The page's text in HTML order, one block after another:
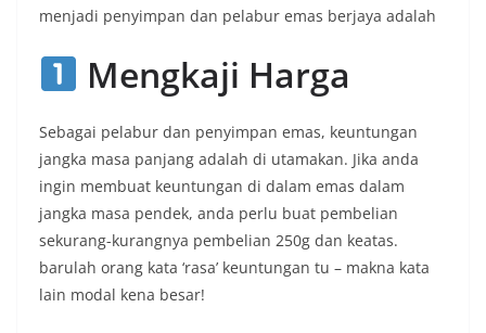
menjadi penyimpan dan pelabur emas berjaya adalah
Mengkaji Harga
Sebagai pelabur dan penyimpan emas, keuntungan
jangka masa panjang adalah di utamakan. Jika anda
ingin membuat keuntungan di dalam emas dalam
jangka masa pendek, anda perlu buat pembelian
sekurang-kurangnya pembelian 250g dan keatas.
barulah orang kata ‘rasa’ keuntungan tu – makna kata
lain modal kena besar!